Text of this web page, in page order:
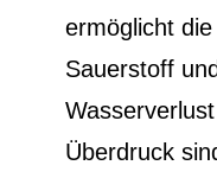
ermöglicht
Sauerstoff
Überdruck